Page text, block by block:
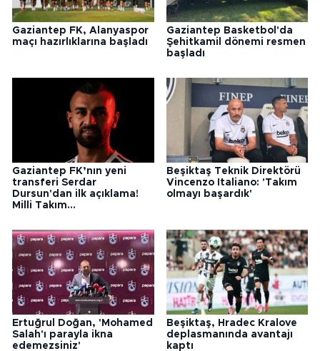
Gaziantep FK, Alanyaspor
maçı hazırlıklarına başladı
Gaziantep Basketbol'da
Şehitkamil dönemi resmen
başladı
Gaziantep FK’nın yeni
transferi Serdar
Dursun'dan ilk açıklama!
Milli Takım...
Beşiktaş Teknik Direktörü
Vincenzo Italiano: 'Takım
olmayı başardık'
Ertuğrul Doğan, 'Mohamed
Salah'ı parayla ikna
edemezsiniz'
Beşiktaş, Hradec Kralove
deplasmanında avantajı
kaptı